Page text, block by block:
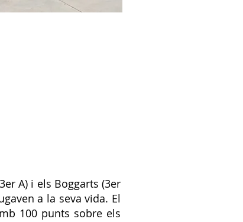
A) i els Boggarts (3er
a la seva vida. El
100 punts sobre els